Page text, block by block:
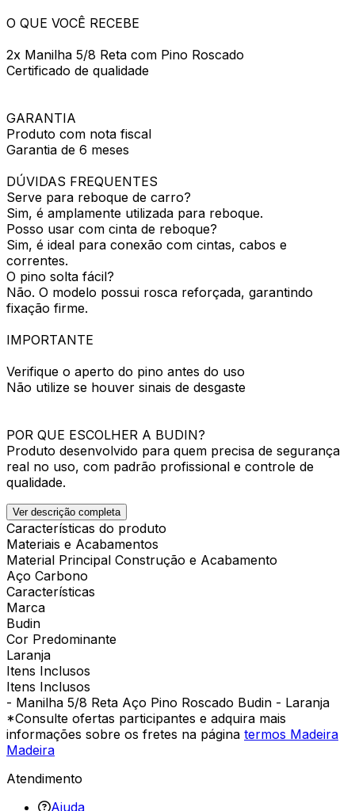
O QUE VOCÊ RECEBE
2x Manilha 5/8 Reta com Pino Roscado
Certificado de qualidade
GARANTIA
Produto com nota fiscal
Garantia de 6 meses
DÚVIDAS FREQUENTES
Serve para reboque de carro?
Sim, é amplamente utilizada para reboque.
Posso usar com cinta de reboque?
Sim, é ideal para conexão com cintas, cabos e
correntes.
O pino solta fácil?
Não. O modelo possui rosca reforçada, garantindo
fixação firme.
IMPORTANTE
Verifique o aperto do pino antes do uso
Não utilize se houver sinais de desgaste
POR QUE ESCOLHER A BUDIN?
Produto desenvolvido para quem precisa de segurança
real no uso, com padrão profissional e controle de
qualidade.
Ver descrição completa
Características do produto
Materiais e Acabamentos
Material Principal Construção e Acabamento
Aço Carbono
Características
Marca
Budin
Cor Predominante
Laranja
Itens Inclusos
Itens Inclusos
- Manilha 5/8 Reta Aço Pino Roscado Budin - Laranja
*Consulte ofertas participantes e adquira mais
informações sobre os fretes na página termos Madeira
Madeira
Atendimento
Ajuda